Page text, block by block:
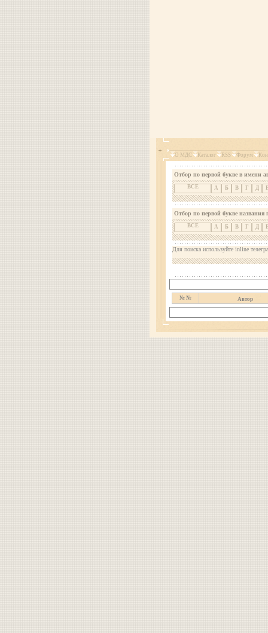
О МДС Каталог RSS Форум
Отбор по первой букве в имени
ВСЕ А Б В Г Д
Отбор по первой букве названия
ВСЕ А Б В Г Д
Для поиска используйте inline
№ № Автор